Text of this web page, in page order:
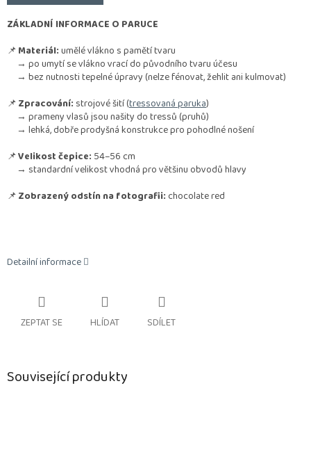
ZÁKLADNÍ INFORMACE O PARUCE
📌Materiál:umělé vlákno s pamětí tvaru
→ po umytí se vlákno vrací do původního tvaru účesu
→ bez nutnosti tepelné úpravy (nelze fénovat, žehlit ani kulmovat)
📌Zpracování: strojové šití (tressovaná paruka)
→ prameny vlasů jsou našity do tressů (pruhů)
→ lehká, dobře prodyšná konstrukce pro pohodlné nošení
📌Velikost čepice: 54–56 cm
→ standardní velikost vhodná pro většinu obvodů hlavy
📌Zobrazený odstín na fotografii: chocolate red
Detailní informace
ZEPTAT SE HLÍDAT SDÍLET
Související produkty